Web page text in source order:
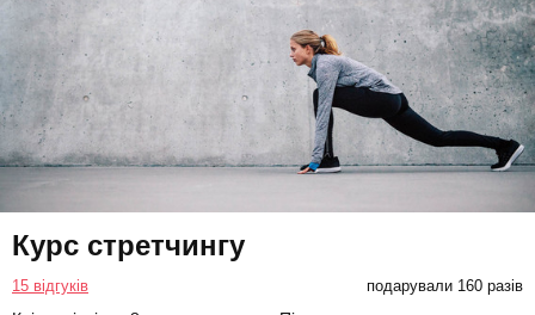
Курс стретчингу
15 відгуків подарували 160 разів